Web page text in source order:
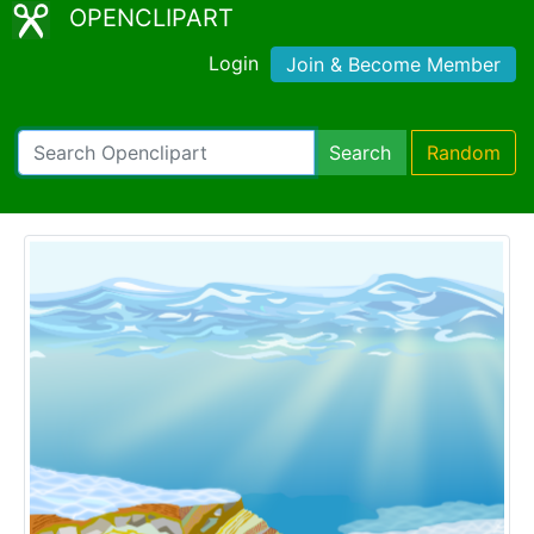
OPENCLIPART
Login Join & Become Member
Search Random